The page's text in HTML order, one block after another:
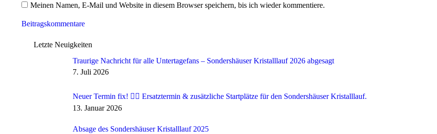
Meinen Namen, E-Mail und Website in diesem Browser speichern, bis ich wieder kommentiere.
Beitragskommentare
Letzte Neuigkeiten
Traurige Nachricht für alle Untertagefans – Sondershäuser Kristalllauf 2026 abgesagt
7. Juli 2026
Neuer Termin fix! 🏃‍♂️ Ersatztermin & zusätzliche Startplätze für den Sondershäuser Kristalllauf.
13. Januar 2026
Absage des Sondershäuser Kristalllauf 2025